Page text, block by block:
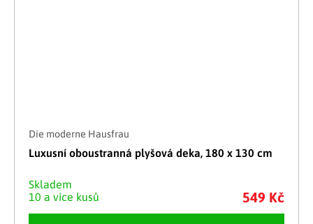
Die moderne Hausfrau
Luxusní oboustranná plyšová deka, 180 x 130 cm
Skladem
10 a více kusů
549 Kč